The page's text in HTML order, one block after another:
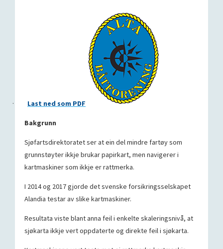
· Last ned som PDF
Bakgrunn
Sjøfartsdirektoratet ser at ein del mindre fartøy som
grunnstøyter ikkje brukar papirkart, men navigerer i
kartmaskiner som ikkje er rattmerka.
I 2014 og 2017 gjorde det svenske forsikringsselskapet
Alandia testar av slike kartmaskiner.
Resultata viste blant anna feil i enkelte skaleringsnivå, at
sjøkarta ikkje vert oppdaterte og direkte feil i sjøkarta.